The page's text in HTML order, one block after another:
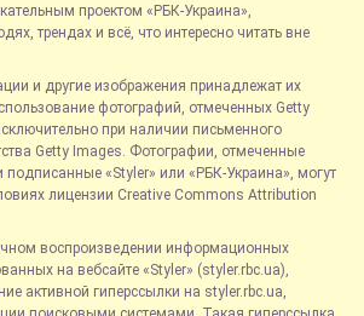
проектом «РБК-Украина»,
трендах и всё, что интересно читать вне
и другие изображения принадлежат их
фотографий, отмеченных Getty
при наличии письменного
Getty Images. Фотографии, отмеченные
подписанные «Styler» или «РБК-Украина», могут
лицензии Creative Commons Attribution
воспроизведении информационных
на вебсайте «Styler» (styler.rbc.ua),
активной гиперссылки на styler.rbc.ua,